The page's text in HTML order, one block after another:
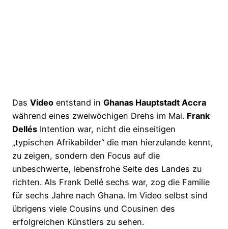
Das Video entstand in Ghanas Hauptstadt Accra
während eines zweiwöchigen Drehs im Mai. Frank
Dellés Intention war, nicht die einseitigen
„typischen Afrikabilder“ die man hierzulande kennt,
zu zeigen, sondern den Focus auf die
unbeschwerte, lebensfrohe Seite des Landes zu
richten. Als Frank Dellé sechs war, zog die Familie
für sechs Jahre nach Ghana. Im Video selbst sind
übrigens viele Cousins und Cousinen des
erfolgreichen Künstlers zu sehen.